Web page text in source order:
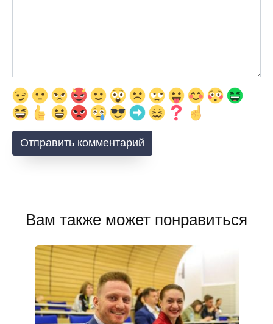
Вам также может понравиться